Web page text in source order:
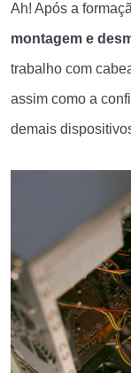
Ah! Após a
montagem e
trabalho com
assim como a
demais